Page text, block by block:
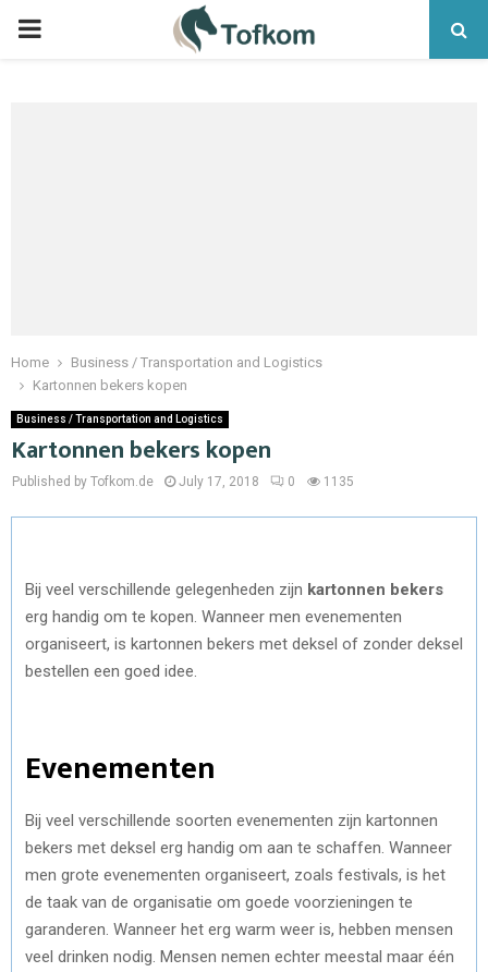
Home
Business / Transportation and Logistics
Kartonnen bekers kopen
Business / Transportation and Logistics
Kartonnen bekers kopen
Published by Tofkom.de July 17, 2018 0 1135
Bij veel verschillende gelegenheden zijn kartonnen bekers
erg handig om te kopen. Wanneer men evenementen
organiseert, is kartonnen bekers met deksel of zonder deksel
bestellen een goed idee.
Evenementen
Bij veel verschillende soorten evenementen zijn kartonnen
bekers met deksel erg handig om aan te schaffen. Wanneer
men grote evenementen organiseert, zoals festivals, is het
de taak van de organisatie om goede voorzieningen te
garanderen. Wanneer het erg warm weer is, hebben mensen
veel drinken nodig. Mensen nemen echter meestal maar één